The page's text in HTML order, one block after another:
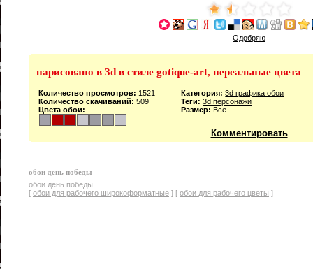
Одобряю
нарисовано в 3d в стиле gotique-art, нереальные цвета
Количество просмотров: 1521
Количество скачиваний: 509
Цвета обои:
Категория: 3d графика обои
Теги: 3d персонажи
Размер: Все
Комментировать
обои день победы
обои день победы
[ обои для рабочего широкоформатные ] [ обои для рабочего цветы ]